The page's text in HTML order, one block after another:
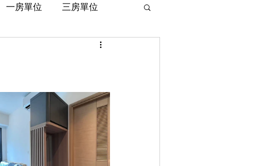
一房單位 三房單位